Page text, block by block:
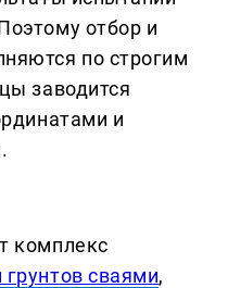
отбор и
по строгим
заводится
и
комплекс
сваями,